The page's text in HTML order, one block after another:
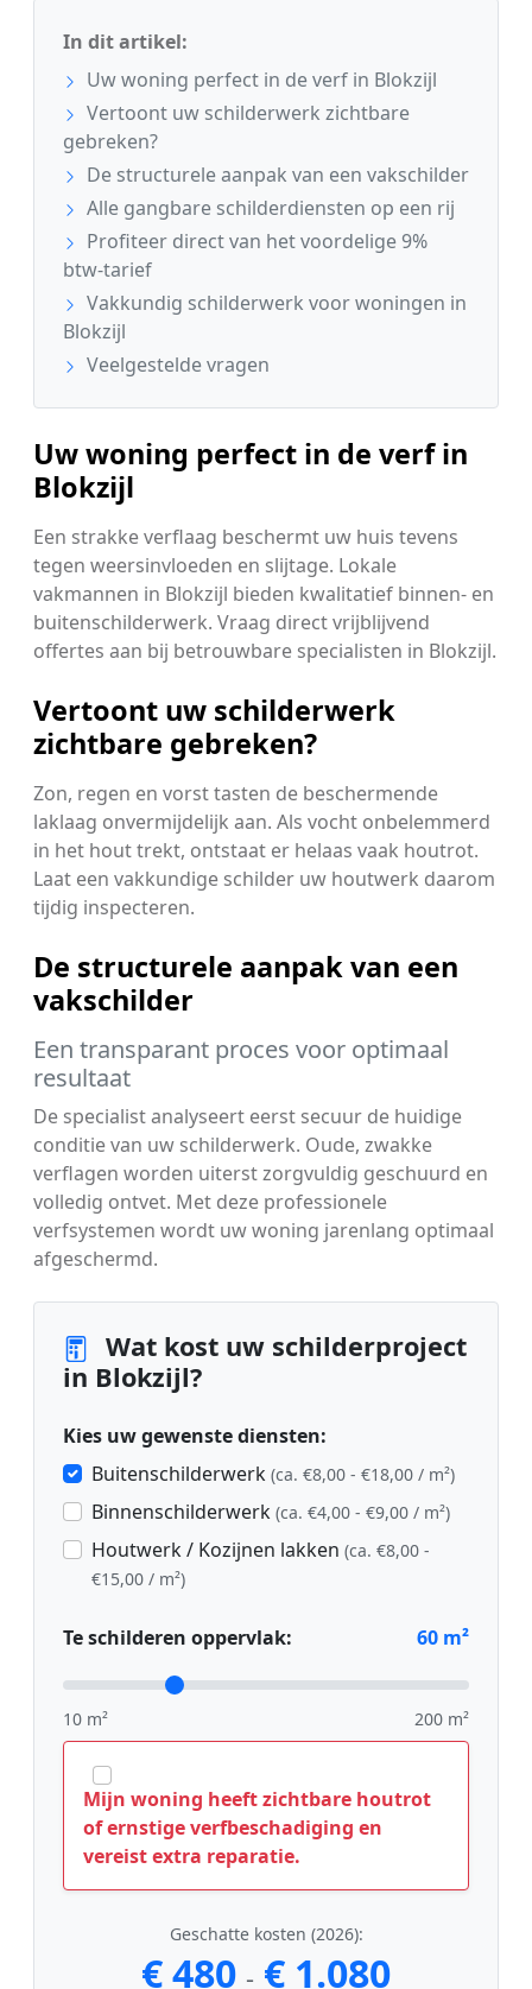
In dit artikel:
Uw woning perfect in de verf in Blokzijl
Vertoont uw schilderwerk zichtbare
gebreken?
De structurele aanpak van een vakschilder
Alle gangbare schilderdiensten op een rij
Profiteer direct van het voordelige 9%
btw-tarief
Vakkundig schilderwerk voor woningen in
Blokzijl
Veelgestelde vragen
Uw woning perfect in de verf in
Blokzijl
Een strakke verflaag beschermt uw huis tevens
tegen weersinvloeden en slijtage. Lokale
vakmannen in Blokzijl bieden kwalitatief binnen- en
buitenschilderwerk. Vraag direct vrijblijvend
offertes aan bij betrouwbare specialisten in Blokzijl.
Vertoont uw schilderwerk
zichtbare gebreken?
Zon, regen en vorst tasten de beschermende
laklaag onvermijdelijk aan. Als vocht onbelemmerd
in het hout trekt, ontstaat er helaas vaak houtrot.
Laat een vakkundige schilder uw houtwerk daarom
tijdig inspecteren.
De structurele aanpak van een
vakschilder
Een transparant proces voor optimaal
resultaat
De specialist analyseert eerst secuur de huidige
conditie van uw schilderwerk. Oude, zwakke
verflagen worden uiterst zorgvuldig geschuurd en
volledig ontvet. Met deze professionele
verfsystemen wordt uw woning jarenlang optimaal
afgeschermd.
Wat kost uw schilderproject
in Blokzijl?
Kies uw gewenste diensten:
Buitenschilderwerk (ca. €8,00 - €18,00 / m²)
Binnenschilderwerk (ca. €4,00 - €9,00 / m²)
Houtwerk / Kozijnen lakken (ca. €8,00 -
€15,00 / m²)
Te schilderen oppervlak: 60 m²
10 m² 200 m²
Mijn woning heeft zichtbare houtrot
of ernstige verfbeschadiging en
vereist extra reparatie.
Geschatte kosten (2026):
€ 480 - € 1.080